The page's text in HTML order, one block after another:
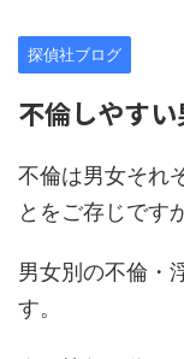
探偵社ブログ
不倫しやす
不倫は男女それ
とをご存じです
男女別の不倫・
す。